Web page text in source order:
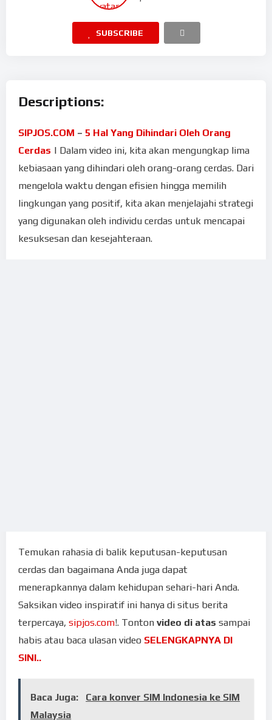
SUBSCRIBE
Descriptions:
SIPJOS.COM – 5 Hal Yang Dihindari Oleh Orang
Cerdas | Dalam video ini, kita akan mengungkap lima
kebiasaan yang dihindari oleh orang-orang cerdas. Dari
mengelola waktu dengan efisien hingga memilih
lingkungan yang positif, kita akan menjelajahi strategi
yang digunakan oleh individu cerdas untuk mencapai
kesuksesan dan kesejahteraan.
Temukan rahasia di balik keputusan-keputusan
cerdas dan bagaimana Anda juga dapat
menerapkannya dalam kehidupan sehari-hari Anda.
Saksikan video inspiratif ini hanya di situs berita
terpercaya, sipjos.com!. Tonton video di atas sampai
habis atau baca ulasan video SELENGKAPNYA DI
SINI..
Baca Juga:
Cara konver SIM Indonesia ke SIM
Malaysia